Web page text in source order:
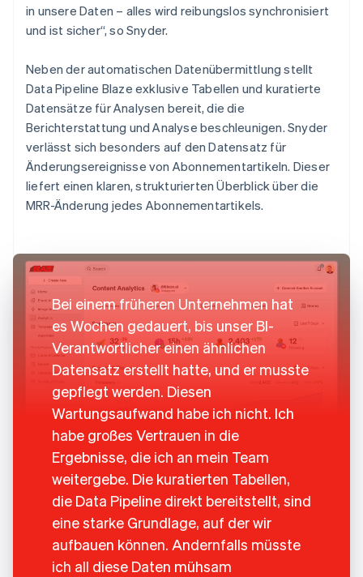
in unsere Daten – alles wird reibungslos synchronisiert
und ist sicher“, so Snyder.
Neben der automatischen Datenübermittlung stellt
Data Pipeline Blaze exklusive Tabellen und kuratierte
Datensätze für Analysen bereit, die die
Berichterstattung und Analyse beschleunigen. Snyder
verlässt sich besonders auf den Datensatz für
Änderungsereignisse von Abonnementartikeln. Dieser
liefert einen klaren, strukturierten Überblick über die
MRR-Änderung jedes Abonnementartikels.
Bei einem früheren Unternehmen hat
es Wochen gedauert, bis unser BI-
Verantwortlicher einen ähnlichen
Datensatz erstellt hatte, und er musste
gepflegt werden. Diesen
Wartungsaufwand habe ich nicht. Ich
habe großes Vertrauen in die
Ergebnisse, die ich an mein Team
weitergebe. Die kuratierten Tabellen,
die Data Pipeline direkt bereitstellt, sind
eine starke Grundlage, auf der wir
aufbauen können. Andernfalls müsste
ich all diese Daten mühsam